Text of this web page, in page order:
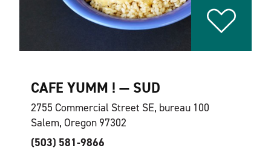
CAFE YUMM ! — SUD
2755 Commercial Street SE, bureau 100
Salem, Oregon 97302
(503) 581-9866